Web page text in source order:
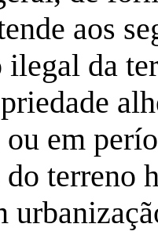
aos
ilegal da
em
terreno